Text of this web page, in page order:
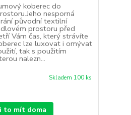
koberec do
nesporná
původní textilní
prostoru před
Vám čas, který strávíte
lze luxovat i omývat
tak s použitím
nalezn...
Skladem 100 ks
to mít doma